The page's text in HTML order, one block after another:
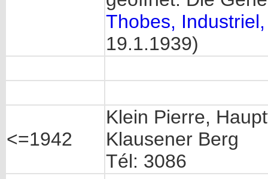
Thobes,
19.1.1939)
<=1942
Klein Pierre,
Klausener Berg
Tél: 3086